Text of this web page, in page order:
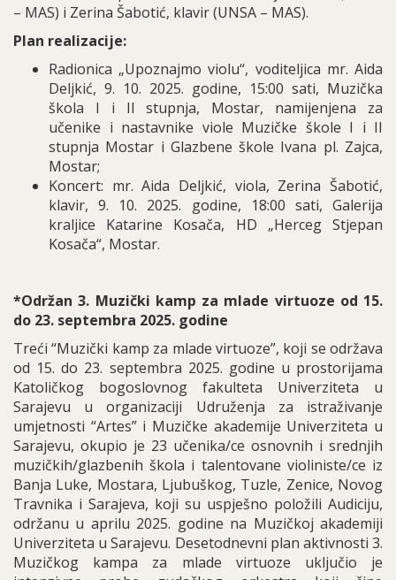
– MAS) i Zerina Šabotić, klavir (UNSA – MAS).
Plan realizacije:
Radionica „Upoznajmo violu“, voditeljica mr. Aida
Deljkić, 9. 10. 2025. godine, 15:00 sati, Muzička
škola I i II stupnja, Mostar, namijenjena za
učenike i nastavnike viole Muzičke škole I i II
stupnja Mostar i Glazbene škole Ivana pl. Zajca,
Mostar;
Koncert: mr. Aida Deljkić, viola, Zerina Šabotić,
klavir, 9. 10. 2025. godine, 18:00 sati, Galerija
kraljice Katarine Kosača, HD „Herceg Stjepan
Kosača“, Mostar.
*Održan 3. Muzički kamp za mlade virtuoze od 15.
do 23. septembra 2025. godine
Treći “Muzički kamp za mlade virtuoze”, koji se održava
od 15. do 23. septembra 2025. godine u prostorijama
Katoličkog bogoslovnog fakulteta Univerziteta u
Sarajevu u organizaciji Udruženja za istraživanje
umjetnosti “Artes” i Muzičke akademije Univerziteta u
Sarajevu, okupio je 23 učenika/ce osnovnih i srednjih
muzičkih/glazbenih škola i talentovane violiniste/ce iz
Banja Luke, Mostara, Ljubuškog, Tuzle, Zenice, Novog
Travnika i Sarajeva, koji su uspješno položili Audiciju,
održanu u aprilu 2025. godine na Muzičkoj akademiji
Univerziteta u Sarajevu. Desetodnevni plan aktivnosti 3.
Muzičkog kampa za mlade virtuoze uključio je